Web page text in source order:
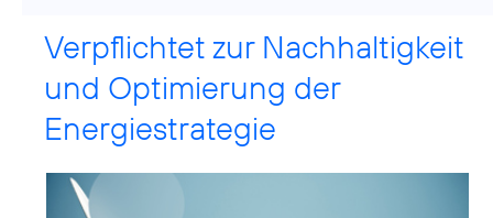
Verpflichtet zur Nachhaltigkeit
und Optimierung der
Energiestrategie